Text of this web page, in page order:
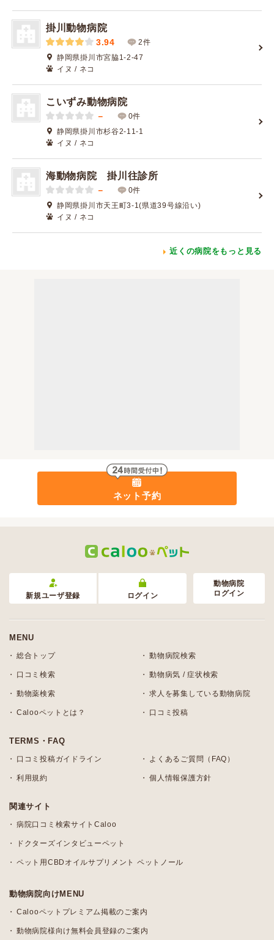
掛川動物病院
3.94
2件
静岡県掛川市宮脇1-2-47
イヌ / ネコ
こいずみ動物病院
－
0件
静岡県掛川市杉谷2-11-1
イヌ / ネコ
海動物病院 掛川往診所
－
0件
静岡県掛川市天王町3-1(県道39号線沿い)
イヌ / ネコ
近くの病院をもっと見る
ネット予約
新規ユーザ登録 ログイン
動物病院
ログイン
MENU
総合トップ 動物病院検索
口コミ検索 動物病気 / 症状検索
動物薬検索 求人を募集している動物病院
Calooペットとは？ 口コミ投稿
TERMS・FAQ
口コミ投稿ガイドライン よくあるご質問（FAQ）
利用規約 個人情報保護方針
関連サイト
病院口コミ検索サイトCaloo
ドクターズインタビューペット
ペット用CBDオイルサプリメント ペットノール
動物病院向けMENU
Calooペットプレミアム掲載のご案内
動物病院様向け無料会員登録のご案内